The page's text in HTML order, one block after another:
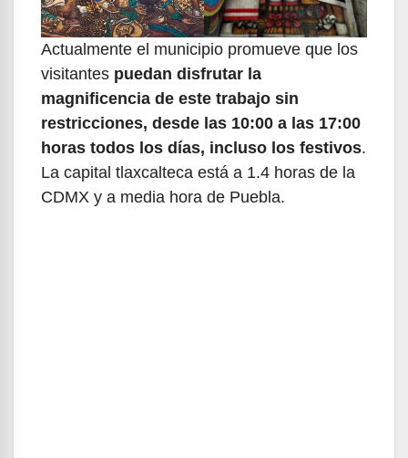
Actualmente el municipio promueve que los
visitantes puedan disfrutar la
magnificencia de este trabajo sin
restricciones, desde las 10:00 a las 17:00
horas todos los días, incluso los festivos.
La capital tlaxcalteca está a 1.4 horas de la
CDMX y a media hora de Puebla.